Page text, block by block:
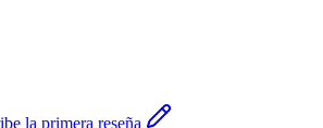
la primera reseña